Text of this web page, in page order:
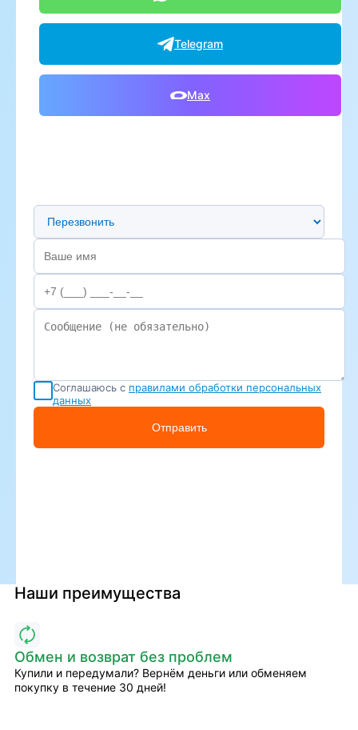
Telegram
Max
Предпочтительный способ связи
Соглашаюсь с правилами обработки персональных
данных
Отправить
Наши преимущества
Обмен и возврат без проблем
Купили и передумали? Вернём деньги или обменяем
покупку в течение 30 дней!